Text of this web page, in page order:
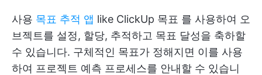
사용 목표 추적 앱 like ClickUp 목표 를 사용하여 오
브젝트를 설정, 할당, 추적하고 목표 달성을 축하할
수 있습니다. 구체적인 목표가 정해지면 이를 사용
하여 프로젝트 예측 프로세스를 안내할 수 있습니